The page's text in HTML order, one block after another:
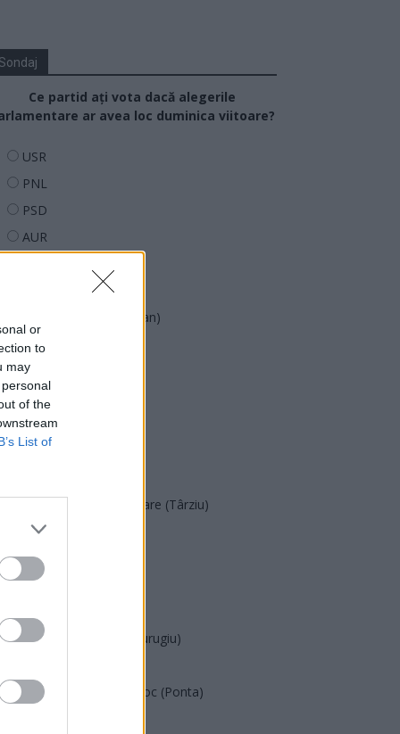
or
to
may
of the
List of
Ce partid ați vota dacă alegerile
ar avea loc duminica viitoare?
USR
PNL
PSD
AUR
PMP (Tomac)
Forța Dreptei (L. Orban)
PNȚMM
REPER
SENS
SOS (Șoșoacă)
POT (Gavrilă)
Acțiunea Conservatoare (Târziu)
PDF (Lazarus)
PUSL (D. Voiculescu)
PNȚCD (Pavelescu)
Partidul Patrioților (Surugiu)
România pe Primul Loc (Ponta)